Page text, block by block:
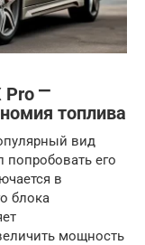
Pro ⎻
топлива
вид
попробовать его
в
блока
мощность